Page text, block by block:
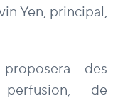
Yen, principal,
des
de